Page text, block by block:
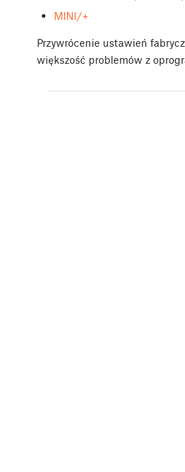
MINI/+
Przywrócenie ustawień
większość problemów z